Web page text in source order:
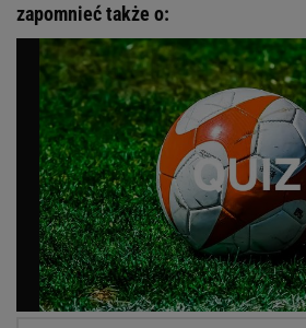
zapomnieć także o: